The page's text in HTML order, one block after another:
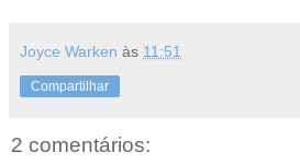
Joyce Warken às 11:51
Compartilhar
2 comentários: